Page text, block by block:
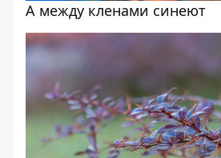
А между кленами синеют